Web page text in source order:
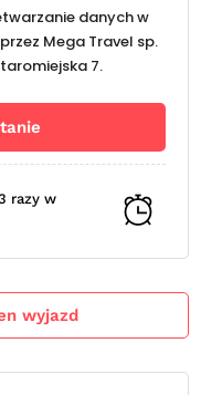
danych w
Mega Travel sp.
7.
razy w
wyjazd